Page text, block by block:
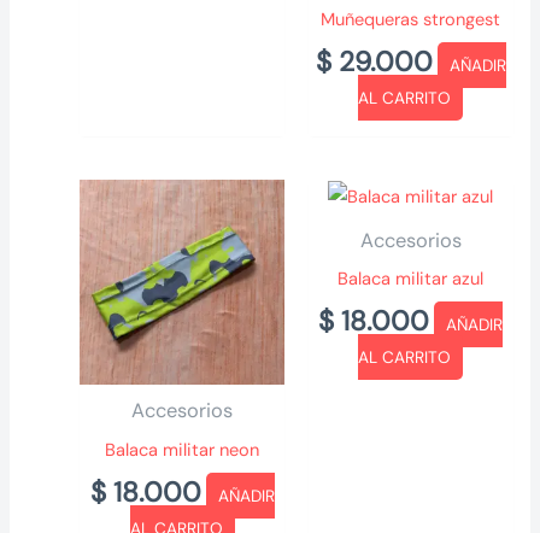
Muñequeras strongest
$29.000
AÑADIR
AL CARRITO
Accesorios
Balaca militar neon
$18.000
AÑADIR
AL CARRITO
Accesorios
Balaca militar azul
$ 18.000
AÑADIR
AL CARRITO